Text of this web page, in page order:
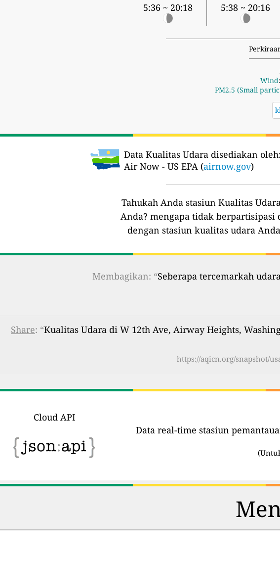
5:36 ~ 20:18 5:38 ~ 20:16
Wind
PM2.5 (Small
Data Kualitas Udara disediakan oleh:
Air Now - US EPA (airnow.gov)
Tahukah Anda stasiun Kualitas
Anda? mengapa tidak berpartisipasi
dengan stasiun kualitas udara
Membagikan: “Seberapa tercemarkah
Share: “Kualitas Udara di W 12th Ave, Airway Heights,
https://aqicn.org/snapshot/
Cloud API
Data real-time stasiun
(